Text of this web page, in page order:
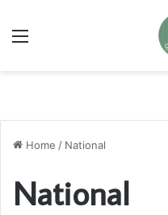
Menu
Home / National
National